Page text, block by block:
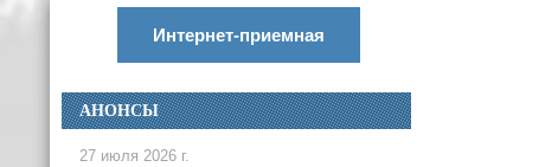
Интернет-приемная
АНОНСЫ
27 июля 2026 г.